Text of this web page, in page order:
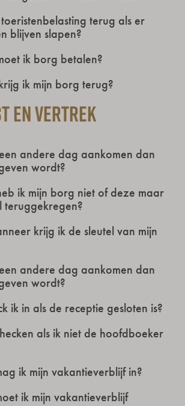
terug als er
blijven slapen?
ik borg betalen?
ik mijn borg terug?
en vertrek
andere dag aankomen dan
wordt?
ik mijn borg niet of deze maar
teruggekregen?
krijg ik de sleutel van mijn
andere dag aankomen dan
wordt?
ik in als de receptie gesloten is?
als ik niet de hoofdboeker
ik mijn vakantieverblijf in?
ik mijn vakantieverblijf